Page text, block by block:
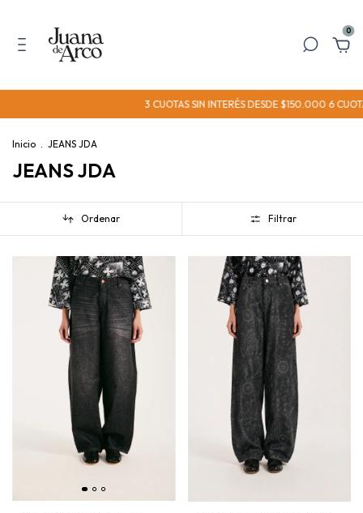
0
3 CUOTAS SIN INTERÉS DESDE $150.000 6 CUOTAS
Inicio . JEANS JDA
JEANS JDA
Ordenar Filtrar